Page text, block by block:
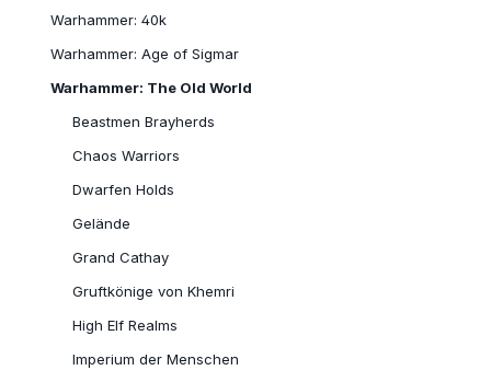
Warhammer: 40k
Warhammer: Age of Sigmar
Warhammer: The Old World
Beastmen Brayherds
Chaos Warriors
Dwarfen Holds
Gelände
Grand Cathay
Gruftkönige von Khemri
High Elf Realms
Imperium der Menschen